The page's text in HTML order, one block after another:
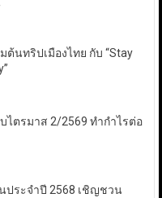
ต้นทริปเมืองไทย กับ “Stay
ไตรมาส 2/2569 ทำกำไรต่อ
ประจำปี 2568 เชิญชวน